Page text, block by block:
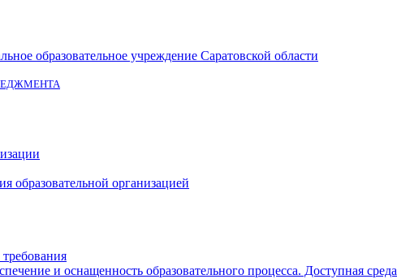
образовательное учреждение Саратовской области
образовательной организацией
и оснащенность образовательного процесса. Доступная среда